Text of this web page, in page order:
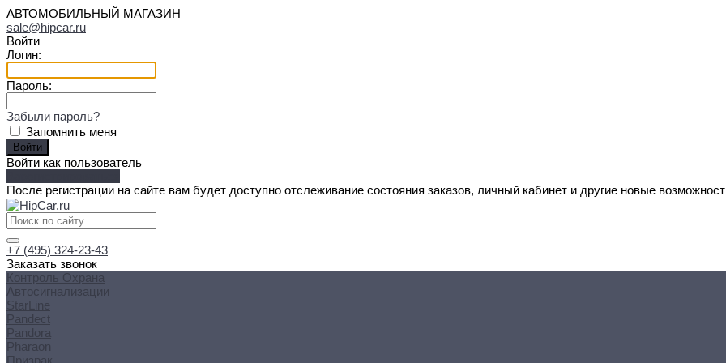
АВТОМОБИЛЬНЫЙ МАГАЗИН
sale@hipcar.ru
Войти
Логин:
Пароль:
Забыли пароль?
Запомнить меня
Войти как пользователь
После регистрации на сайте вам будет доступно отслеживание состояния заказов, личный кабинет и другие новые
+7 (495) 324-23-43
Заказать звонок
Контроль Охрана
Автосигнализации
StarLine
Pandect
Pandora
Pharaon
Призрак